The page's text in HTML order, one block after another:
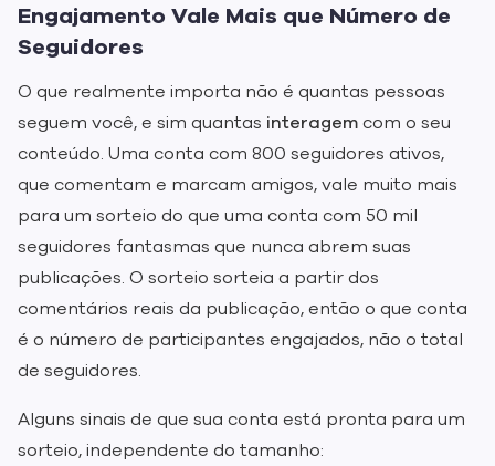
Engajamento Vale Mais que Número de
Seguidores
O que realmente importa não é quantas pessoas
seguem você, e sim quantas interagemcom o seu
conteúdo. Uma conta com 800 seguidores ativos,
que comentam e marcam amigos, vale muito mais
para um sorteio do que uma conta com 50 mil
seguidores fantasmas que nunca abrem suas
publicações. O sorteio sorteia a partir dos
comentários reais da publicação, então o que conta
é o número de participantes engajados, não o total
de seguidores.
Alguns sinais de que sua conta está pronta para um
sorteio, independente do tamanho: